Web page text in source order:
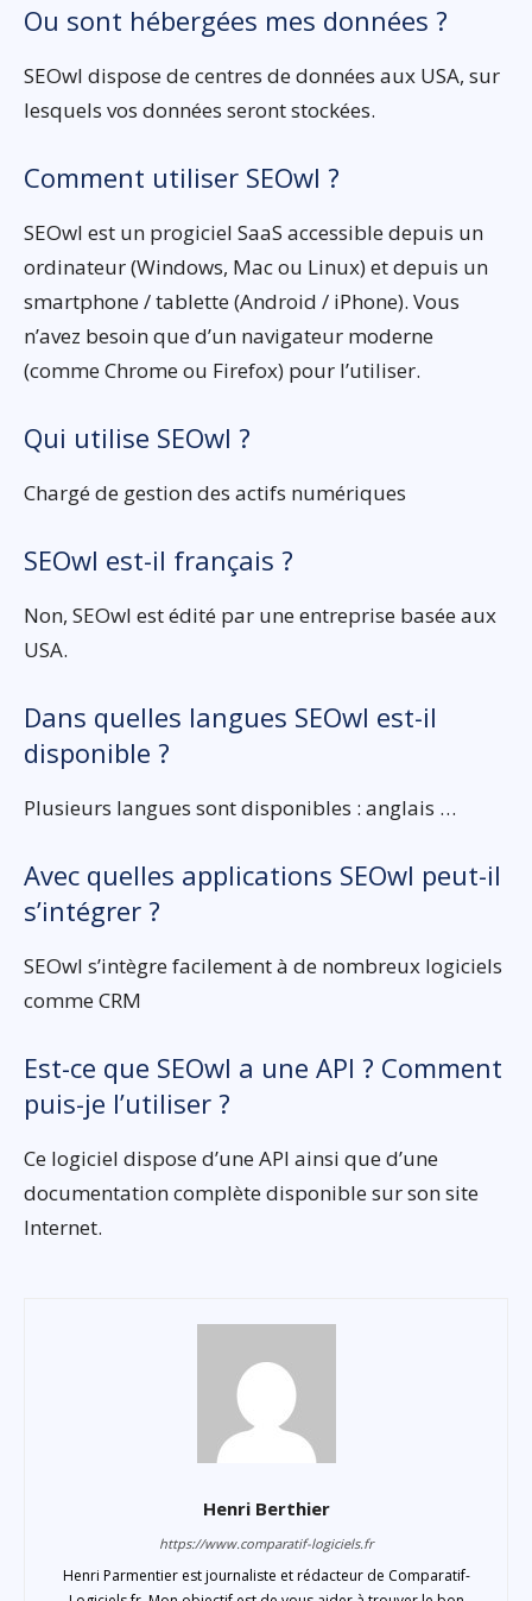
Ou sont hébergées mes données ?
SEOwl dispose de centres de données aux USA, sur
lesquels vos données seront stockées.
Comment utiliser SEOwl ?
SEOwl est un progiciel SaaS accessible depuis un
ordinateur (Windows, Mac ou Linux) et depuis un
smartphone / tablette (Android / iPhone). Vous
n’avez besoin que d’un navigateur moderne
(comme Chrome ou Firefox) pour l’utiliser.
Qui utilise SEOwl ?
Chargé de gestion des actifs numériques
SEOwl est-il français ?
Non, SEOwl est édité par une entreprise basée aux
USA.
Dans quelles langues SEOwl est-il
disponible ?
Plusieurs langues sont disponibles : anglais …
Avec quelles applications SEOwl peut-il
s’intégrer ?
SEOwl s’intègre facilement à de nombreux logiciels
comme CRM
Est-ce que SEOwl a une API ? Comment
puis-je l’utiliser ?
Ce logiciel dispose d’une API ainsi que d’une
documentation complète disponible sur son site
Internet.
Henri Berthier
https://www.comparatif-logiciels.fr
Henri Parmentier est journaliste et rédacteur de Comparatif-